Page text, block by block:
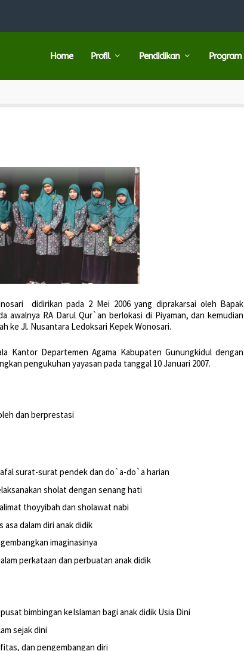
Home Profil Pendidikan Program
didirikan pada 2 Mei 2006 yang diprakarsai oleh Bapak
awalnya RA Darul Qur`an berlokasi di Piyaman, dan kemudian
ke Jl. Nusantara Ledoksari Kepek Wonosari.
Kantor Departemen Agama Kabupaten Gunungkidul dengan
pengukuhan yayasan pada tanggal 10 Januari 2007.
dan berprestasi
surat-surat pendek dan do`a-do`a harian
sholat dengan senang hati
thoyyibah dan sholawat nabi
dalam diri anak didik
imaginasinya
perkataan dan perbuatan anak didik
bimbingan keIslaman bagi anak didik Usia Dini
sejak dini
dan pengembangan diri